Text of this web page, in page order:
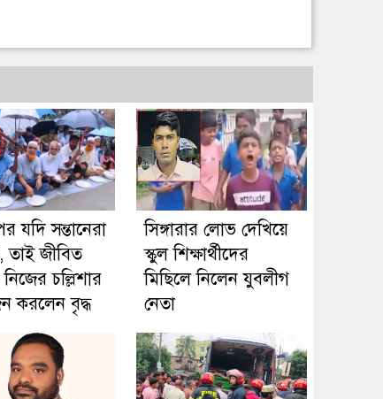
যদি সন্তানেরা
তাই জীবিত
চল্লিশার
করলেন বৃদ্ধ
সিঙ্গারার লোভ দেখিয়ে
স্কুল শিক্ষার্থীদের
মিছিলে নিলেন যুবলীগ
নেতা